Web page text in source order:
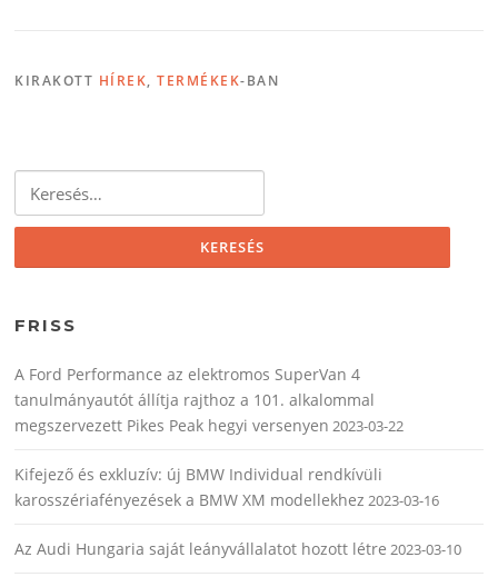
KIRAKOTT HÍREK,TERMÉKEK-BAN
FRISS
A Ford Performance az elektromos SuperVan 4
tanulmányautót állítja rajthoz a 101. alkalommal
megszervezett Pikes Peak hegyi versenyen 2023-03-22
Kifejező és exkluzív: új BMW Individual rendkívüli
karosszériafényezések a BMW XM modellekhez 2023-03-16
Az Audi Hungaria saját leányvállalatot hozott létre 2023-03-10